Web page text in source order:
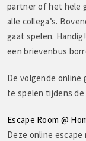
partner of het hele
alle collega’s.
gaat spelen.
een brievenbus
De volgende online
te spelen tijdens
Escape Room @
Deze online